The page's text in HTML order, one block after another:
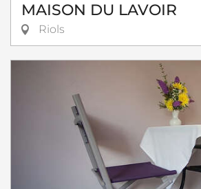
MAISON DU LAVOIR
Riols